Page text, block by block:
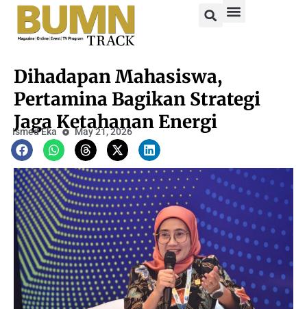
Dihadapan Mahasiswa,
Pertamina Bagikan Strategi
Jaga Ketahanan Energi
Ismed Eka May 21, 2026